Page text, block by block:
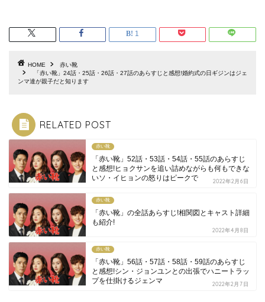
1
HOME
赤い靴
「赤い靴」24話・25話・26話・27話のあらすじと感想!婚約式の日ギジンはジェ
ンマ達が親子だと知ります
RELATED POST
赤い靴
「赤い靴」52話・53話・54話・55話のあらすじ
と感想!ヒョクサンを追い詰めながらも何もできな
いソ・イヒョンの怒りはピークで
2022年2月6日
赤い靴
「赤い靴」の全話あらすじ!相関図とキャスト詳細
も紹介!
2022年4月8日
赤い靴
「赤い靴」56話・57話・58話・59話のあらすじ
と感想!シン・ジョンユンとの出張でハニートラッ
プを仕掛けるジェンマ
2022年2月7日